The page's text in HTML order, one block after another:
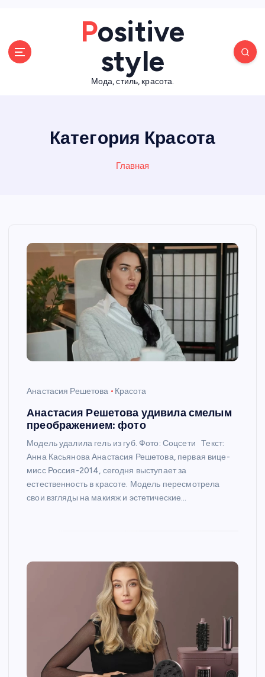
Positive
style
Мода, стиль, красота.
Категория Красота
Главная
Анастасия Решетова Красота
Анастасия Решетова удивила смелым
преображением: фото
Модель удалила гель из губ. Фото: Соцсети Текст:
Анна Касьянова Анастасия Решетова, первая вице-
мисс Россия-2014, сегодня выступает за
естественность в красоте. Модель пересмотрела
свои взгляды на макияж и эстетические…